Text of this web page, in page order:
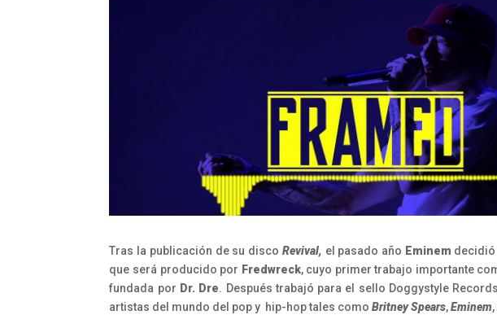
Tras la publicación de su disco Revival, el pasado año Eminem decidió
que será producido por Fredwreck, cuyo primer trabajo importante
fundada por Dr. Dre. Después trabajó para el sello Doggystyle
artistas del mundo del pop y hip-hop tales como Britney Spears,Eminem,